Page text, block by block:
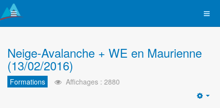
Neige-Avalanche + WE en Maurienne
(13/02/2016)
Formations Affichages : 2880